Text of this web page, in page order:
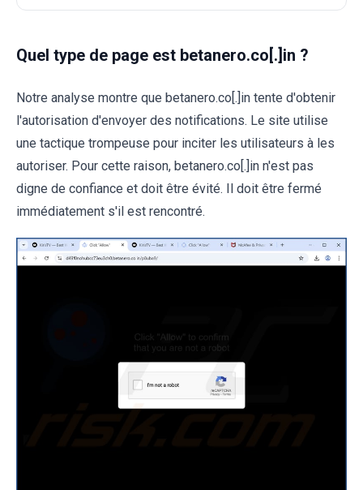
Quel type de page est betanero.co[.]in ?
Notre analyse montre que betanero.co[.]in tente d'obtenir
l'autorisation d'envoyer des notifications. Le site utilise
une tactique trompeuse pour inciter les utilisateurs à les
autoriser. Pour cette raison, betanero.co[.]in n'est pas
digne de confiance et doit être évité. Il doit être fermé
immédiatement s'il est rencontré.